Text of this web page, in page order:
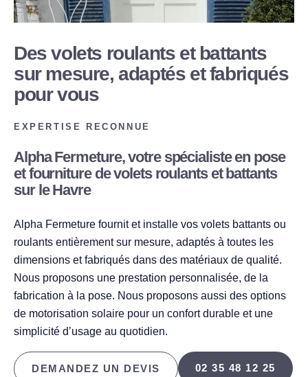
Des volets roulants et battants
sur mesure, adaptés et fabriqués
pour vous
EXPERTISE RECONNUE
Alpha Fermeture, votre spécialiste en pose
et fourniture de volets roulants et battants
sur le Havre
Alpha Fermeture fournit et installe vos volets battants ou
roulants entièrement sur mesure, adaptés à toutes les
dimensions et fabriqués dans des matériaux de qualité.
Nous proposons une prestation personnalisée, de la
fabrication à la pose. Nous proposons aussi des options
de motorisation solaire pour un confort durable et une
simplicité d’usage au quotidien.
DEMANDEZ UN DEVIS 02 35 48 12 25